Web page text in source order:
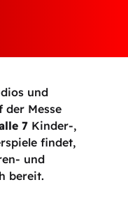
und
Messe
7Kinder-,
findet,
und
bereit.